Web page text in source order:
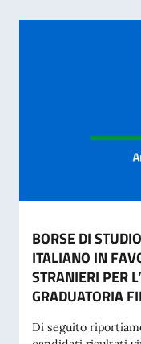
BORSE DI
ITALIANO IN
STRANIERI PER
GRADUATORIA
Di seguito